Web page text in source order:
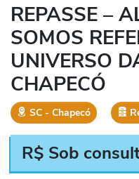
REPASSE –
SOMOS
UNIVERSO
CHAPECÓ
SC ‐ Chapecó
R$ Sob